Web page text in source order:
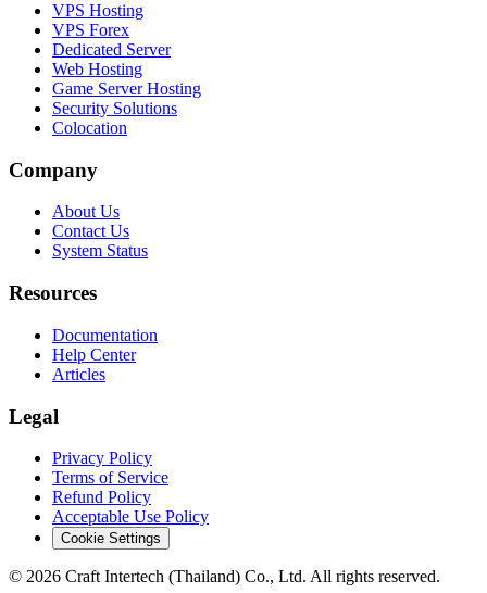
VPS Hosting
VPS Forex
Dedicated Server
Web Hosting
Game Server Hosting
Security Solutions
Colocation
Company
About Us
Contact Us
System Status
Resources
Documentation
Help Center
Articles
Legal
Privacy Policy
Terms of Service
Refund Policy
Acceptable Use Policy
Cookie Settings
© 2026 Craft Intertech (Thailand) Co., Ltd. All rights reserved.